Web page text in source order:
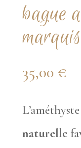
bague
35,00 €
naturelle